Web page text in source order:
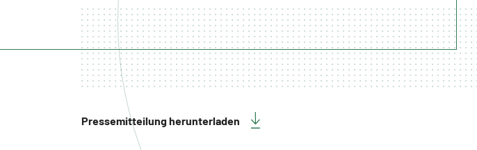
Pressemitteilung herunterladen